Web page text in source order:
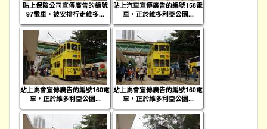
貼上保險公司宣傳廣告的編號
97電車，被安排行走維多...
貼上汽車宣傳廣告的編號158電
車，正於維多利亞公園...
貼上馬會宣傳廣告的編號160電
車，正於維多利亞公園...
貼上馬會宣傳廣告的編號160電
車，正於維多利亞公園...